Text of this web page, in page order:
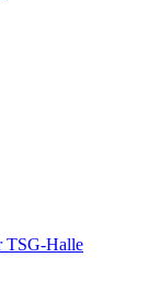
TSG-Halle